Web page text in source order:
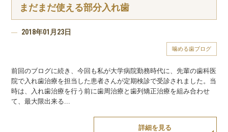
まだまだ使える部分入れ歯
2018年01月23日
噛める歯ブログ
前回のブログに続き、今回も私が大学病院勤務時代に、先輩の歯科医
院で入れ歯治療を担当した患者さんが定期検診で受診されました。当
時は、入れ歯治療を行う前に歯周治療と歯列矯正治療を組み合わせ
て、最大限出来る...
詳細を見る